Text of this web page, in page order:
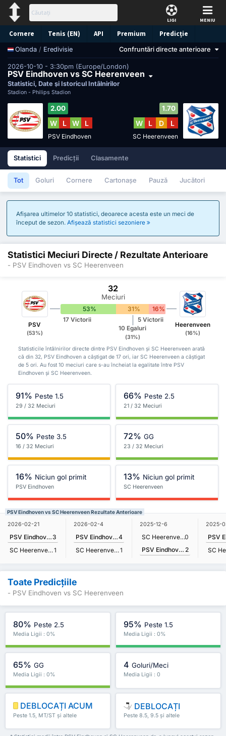
LIGI MENIU
Cornere Tenis (EN) API Premium Predicție
Olanda / Eredivisie Confruntări directe anterioare
2026-10-10 - 3:30pm (Europe/London)
PSV Eindhoven vs SC Heerenveen
Statistici, Date și Istoricul Întâlnirilor
Stadion - Philips Stadion
2.00
W L W L
PSV Eindhoven
1.70
W L D L
SC Heerenveen
Statistici Predicții Clasamente
Tot Goluri Cornere Cartonașe Pauză Jucători
Afișarea ultimelor 10 statistici, deoarece acesta este un meci de
început de sezon. Afișează statistici sezoniere
Statistici Meciuri Directe / Rezultate Anterioare
- PSV Eindhoven vs SC Heerenveen
PSV
(53%)
32
Meciuri
53% 31% 16%
17 Victorii
10 Egaluri
(31%)
5 Victorii
Heerenveen
(16%)
Statisticile întâlnirilor directe dintre PSV Eindhoven și SC Heerenveen arată
că din 32, PSV Eindhoven a câștigat de 17 ori, iar SC Heerenveen a câștigat
de 5 ori. Au fost 10 meciuri care s-au încheiat la egalitate între PSV
Eindhoven și SC Heerenveen.
91% Peste 1.5
29 / 32 Meciuri
66% Peste 2.5
21 / 32 Meciuri
50% Peste 3.5
16 / 32 Meciuri
72% GG
23 / 32 Meciuri
16% Niciun gol primit
PSV Eindhoven
13% Niciun gol primit
SC Heerenveen
PSV Eindhoven vs SC Heerenveen Rezultate Anterioare
2026-02-21
PSV Eindhoven3
SC Heerenveen1
2026-02-4
PSV Eindhoven4
SC Heerenveen1
2025-12-6
SC Heerenveen0
PSV Eindhoven 2
2025-
Toate Predicțiile
- PSV Eindhoven vs SC Heerenveen
80% Peste 2.5
Media Ligii : 0%
95% Peste 1.5
Media Ligii : 0%
65% GG
Media Ligii : 0%
4 Goluri/Meci
Media Ligii : 0
DEBLOCAȚI ACUM
Peste 1.5, MT/ST și altele
DEBLOCAȚI
Peste 8.5, 9.5 și altele